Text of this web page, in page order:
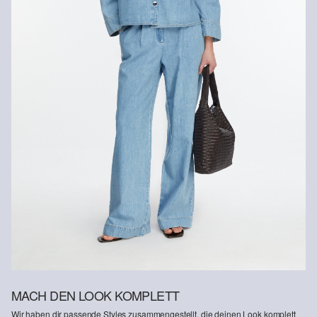
Rückerstattungsbetrag abgezogen.
Gastkunden können ihre Artikel innerhalb von 14 Tagen nach
Erhalt der Ware an uns zurückschicken. Fashion Card und VIP
Kunden haben nach Erhalt der Ware 30 Tage Zeit, um ihre Artikel
an uns zurückzusenden.
Weitere Informationen sind unserer „Hilfe & FAQ“ Seite zu
Deine Retoure kannst duHIER online anmelden.
MACH DEN LOOK KOMPLETT
Wir haben dir passende Styles zusammengestellt, die deinen Look komplett